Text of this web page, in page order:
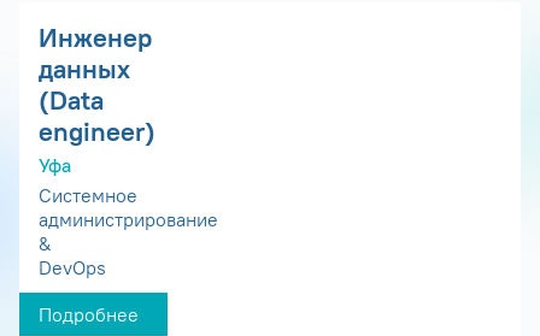
Инженер
данных
(Data
engineer)
Уфа
Системное
администрирование
&
DevOps
Подробнее